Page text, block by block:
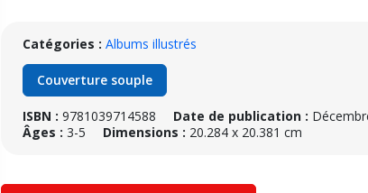
Catégories : Albums illustrés
Couverture souple
ISBN : 9781039714588 Date de publication :
Âges : 3-5 Dimensions : 20.284 x 20.381 cm